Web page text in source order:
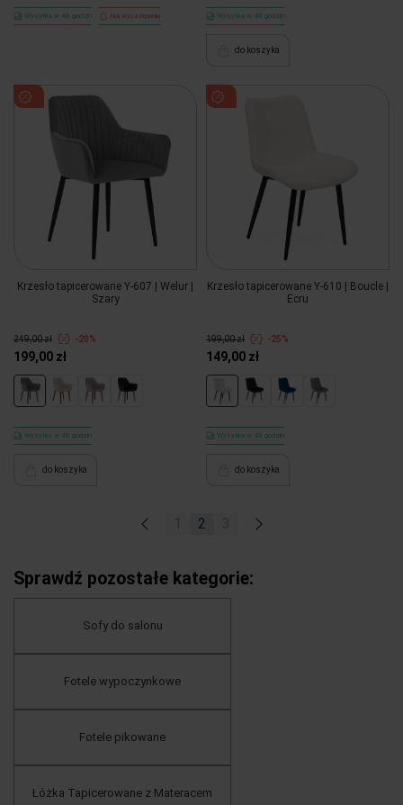
Wysyłka w 48 godzin Na wyczerpaniu Wysyłka w 48 godzin
do koszyka
Krzesło tapicerowane Y-607 | Welur |
Szary
249,00 zł -20%
199,00 zł
Wysyłka w 48 godzin
do koszyka
Krzesło tapicerowane Y-610 | Boucle |
Ecru
199,00 zł -25%
149,00 zł
Wysyłka w 48 godzin
do koszyka
« 2 »
Sprawdź pozostałe kategorie:
Sofy do salonu
Fotele wypoczynkowe
Fotele pikowane
Łóżka Tapicerowane z Materacem